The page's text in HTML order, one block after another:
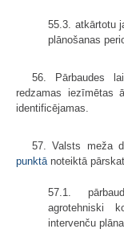
55.3. atkārtotu
plānošanas
56. Pārbaudes
redzamas iezīmētas
identificējamas.
57. Valsts meža
punktā noteiktā
57.1.
agrotehniski
intervenču